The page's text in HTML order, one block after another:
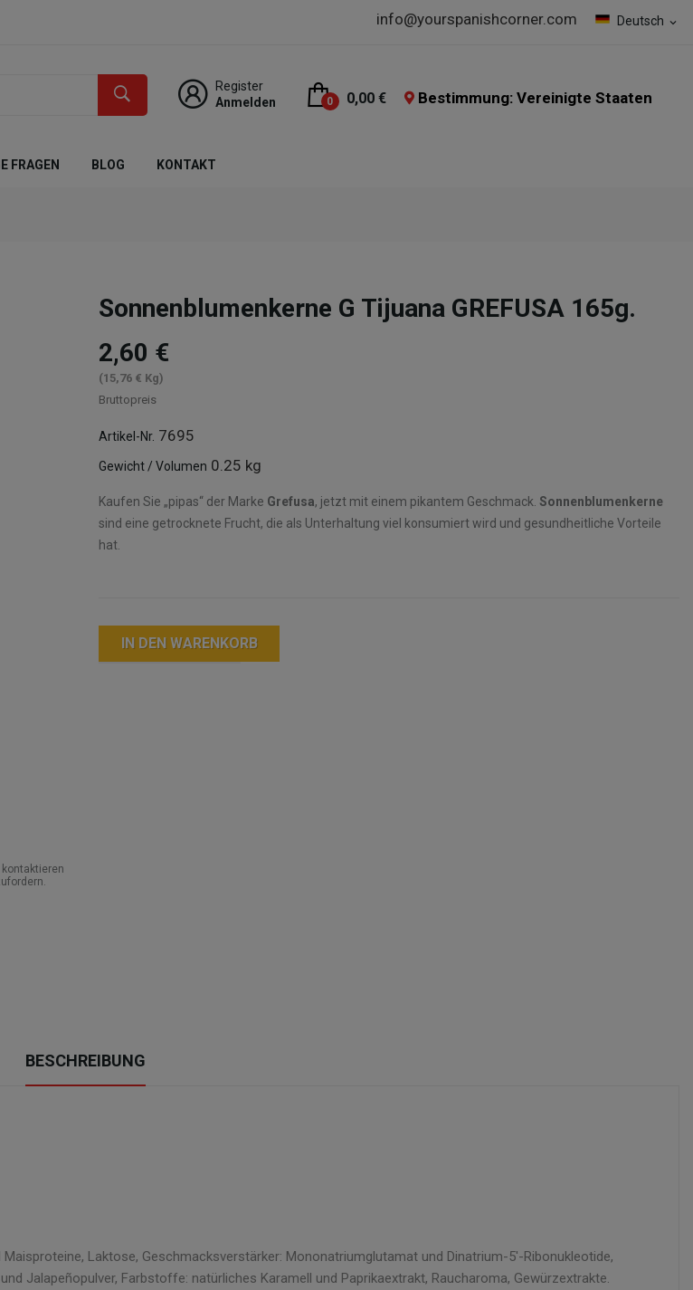
Deutsch expand_more
info@yourspanishcorner.com
Register
Anmelden
0 0,00 € Bestimmung: Vereinigte Staaten
FRAGEN BLOG KONTAKT
Sonnenblumenkerne G Tijuana GREFUSA 165g.
2,60 €
(15,76 € Kg)
Bruttopreis
Artikel-Nr. 7695
Gewicht / Volumen 0.25 kg
Kaufen Sie „pipas“ der Marke Grefusa, jetzt mit einem pikantem Geschmack. Sonnenblumenkerne
sind eine getrocknete Frucht, die als Unterhaltung viel konsumiert wird und gesundheitliche Vorteile
hat.
IN DEN WARENKORB
BESCHREIBUNG
Laktose, Geschmacksverstärker: Mononatriumglutamat und Dinatrium-5'-Ribonukleotide,
Jalapeñopulver, Farbstoffe: natürliches Karamell und Paprikaextrakt, Raucharoma, Gewürzextrakte.